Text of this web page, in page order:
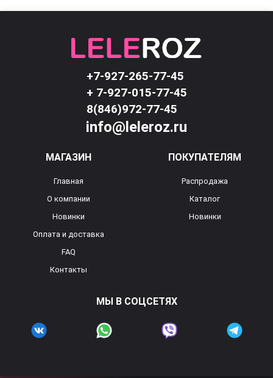
+7-927-265-77-45
+ 7-927-015-77-45
8(846)972-77-45
info@leleroz.ru
МАГАЗИН
Главная
О компании
Новинки
Оплата и доставка
FAQ
Контакты
ПОКУПАТЕЛЯМ
Распродажа
Каталог
Новинки
МЫ В СОЦСЕТЯХ